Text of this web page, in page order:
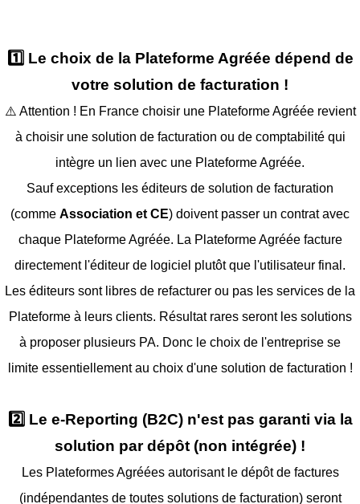
1️⃣ Le choix de la Plateforme Agréée dépend de
votre solution de facturation !
⚠️ Attention ! En France choisir une Plateforme Agréée revient
à choisir une solution de facturation ou de comptabilité qui
intègre un lien avec une Plateforme Agréée.
Sauf exceptions les éditeurs de solution de facturation
(comme Association et CE) doivent passer un contrat avec
chaque Plateforme Agréée. La Plateforme Agréée facture
directement l'éditeur de logiciel plutôt que l'utilisateur final.
Les éditeurs sont libres de refacturer ou pas les services de la
Plateforme à leurs clients. Résultat rares seront les solutions
à proposer plusieurs PA. Donc le choix de l'entreprise se
limite essentiellement au choix d'une solution de facturation !
2️⃣ Le e-Reporting (B2C) n'est pas garanti via la
solution par dépôt (non intégrée) !
Les Plateformes Agréées autorisant le dépôt de factures
(indépendantes de toutes solutions de facturation) seront